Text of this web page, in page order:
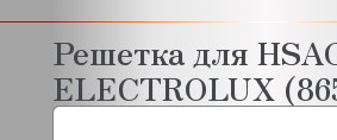
Решетка для
ELECTROLUX